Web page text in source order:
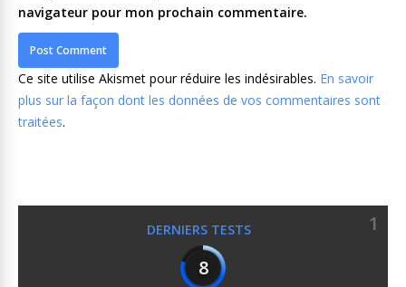
navigateur pour mon prochain commentaire.
Ce site utilise Akismet pour réduire les indésirables. En savoir
plus sur la façon dont les données de vos commentaires sont
traitées.
DERNIERS TESTS
1
8